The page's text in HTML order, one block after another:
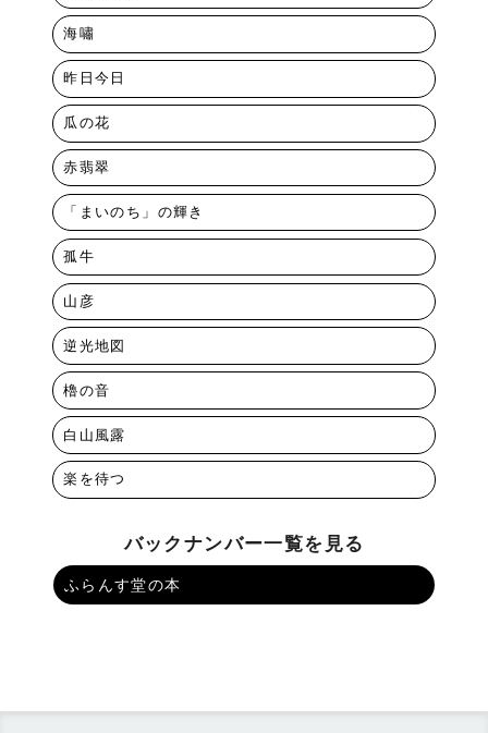
海嘯
昨日今日
瓜の花
赤翡翠
「まいのち」の輝き
孤牛
山彦
逆光地図
櫓の音
白山風露
楽を待つ
バックナンバー一覧を見る
ふらんす堂の本